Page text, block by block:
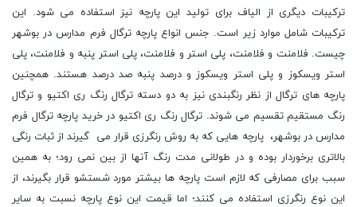
ترکیبات دیگری از الیاف برای تولید این پارچه نیز استفاده می شود. این
ترکیبات شامل موارد زیر است. جنس انواع پارچه ترگال فرم مدارس در بوشهر
چیست. فلامنت و فلامنت، پلی استر و فلامنت، پلی استر پنبه و فلامنت، پلی
استر ویسکوز و پلی استر ویسکوز و درصد پنبه صد درصد هستند. همچنین
پارچه های ترگال از نظر رنگبندی نیز به دو دسته ترگال رنگ ری اکتیو و ترگال
رنگ مستقیم تقسیم می شوند. ترگال رنگ ری اکتیو در خرید پارچه ترگال فرم
مدارس در بوشهر، پارچه هایی که به روش رنگرزی قرار می گیرند از ثبات رنگی
بالاتری برخوردار بوده و در طولانی مدت رنگ آنها از بین نمی رود؛ به همین
سبب برای مصارفی که لازم است پارچه ها بیشتر مورد شستشو قرار بگیرند، از
این نوع رنگرزی استفاده می کنند؛ اما قیمت این نوع پارچه نسبت به سایر